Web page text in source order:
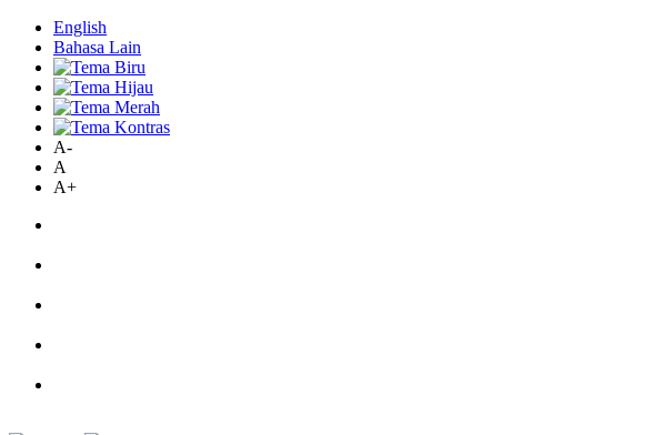
English
Bahasa Lain
A-
A
A+